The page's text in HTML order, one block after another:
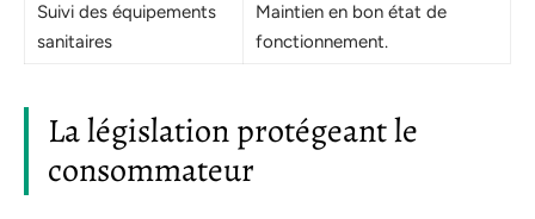
Suivi des équipements
sanitaires
Maintien en bon état de
fonctionnement.
La législation protégeant le
consommateur